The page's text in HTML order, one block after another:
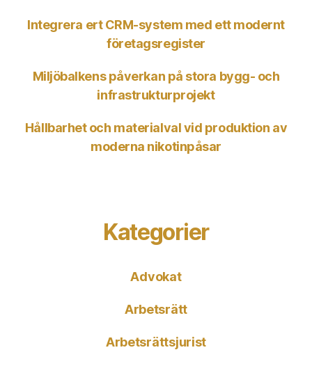
Integrera ert CRM-system med ett modernt
företagsregister
Miljöbalkens påverkan på stora bygg- och
infrastrukturprojekt
Hållbarhet och materialval vid produktion av
moderna nikotinpåsar
Kategorier
Advokat
Arbetsrätt
Arbetsrättsjurist